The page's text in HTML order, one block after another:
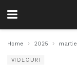
Home 2025 martie
VIDEOURI